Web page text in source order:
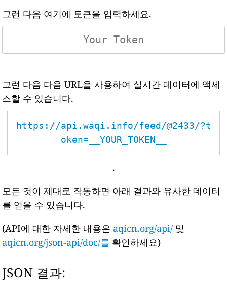
그런 다음 여기에 토큰을 입력하세요.
그런 다음 다음 URL을 사용하여 실시간 데이터에 액세
스할 수 있습니다.
https://api.waqi.info/feed/@2433/?t
oken=__YOUR_TOKEN__
.
모든 것이 제대로 작동하면 아래 결과와 유사한 데이터
를 얻을 수 있습니다.
(API에 대한 자세한 내용은 aqicn.org/api/ 및
aqicn.org/json-api/doc/를 확인하세요)
JSON 결과: